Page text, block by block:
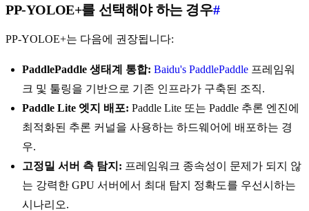
PP-YOLOE+를 선택해야 하는 경우#
PP-YOLOE+는 다음에 권장됩니다:
PaddlePaddle 생태계 통합: Baidu's PaddlePaddle 프레임워
크 및 툴링을 기반으로 기존 인프라가 구축된 조직.
Paddle Lite 엣지 배포: Paddle Lite 또는 Paddle 추론 엔진에
최적화된 추론 커널을 사용하는 하드웨어에 배포하는 경
우.
고정밀 서버 측 탐지: 프레임워크 종속성이 문제가 되지 않
는 강력한 GPU 서버에서 최대 탐지 정확도를 우선시하는
시나리오.